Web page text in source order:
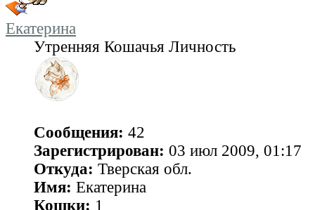
Екатерина
Утренняя Кошачья Личность
Сообщения: 42
Зарегистрирован: 03 июл 2009, 01:17
Откуда: Тверская обл.
Имя: Екатерина
Кошки: 1